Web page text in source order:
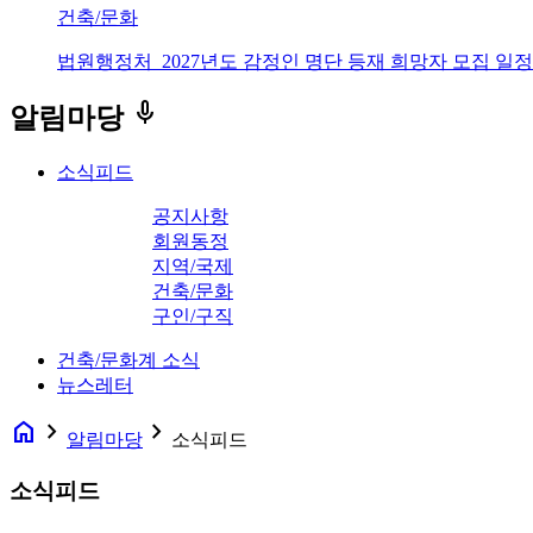
건축/문화
법원행정처_2027년도 감정인 명단 등재 희망자 모집 일
알림마당 keyboard_voice
소식피드
공지사항
회원동정
지역/국제
건축/문화
구인/구직
건축/문화계 소식
뉴스레터
home navigate_next 알림마당 navigate_next 소식피드
소식피드